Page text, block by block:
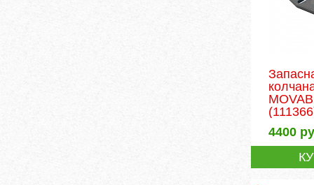
4400